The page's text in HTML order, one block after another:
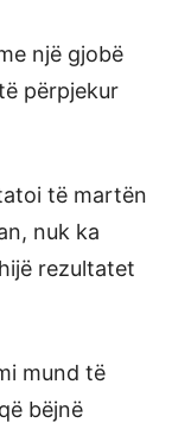
një gjobë
përpjekur
të martën
nuk ka
rezultatet
mund të
bëjnë